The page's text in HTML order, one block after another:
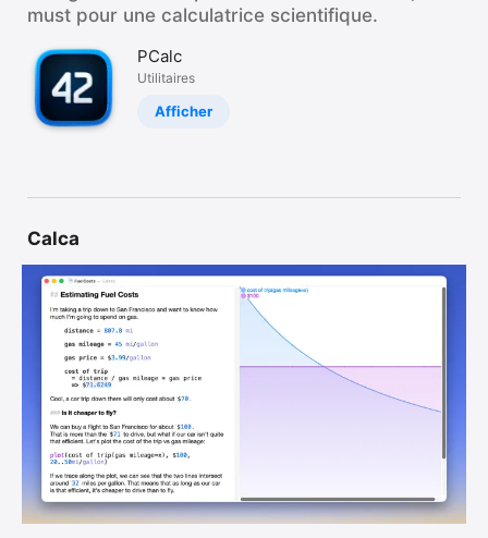
must pour une calculatrice scientifique.
PCalc
Utilitaires
Afficher
Calca